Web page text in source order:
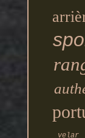
velar